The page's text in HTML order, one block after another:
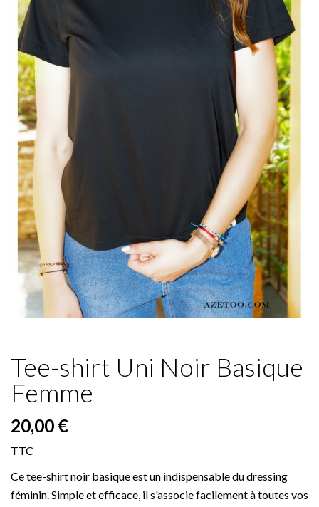
Tee-shirt Uni Noir Basique
Femme
20,00 €
TTC
Ce tee-shirt noir basique est un indispensable du dressing
féminin. Simple et efficace, il s'associe facilement à toutes vos